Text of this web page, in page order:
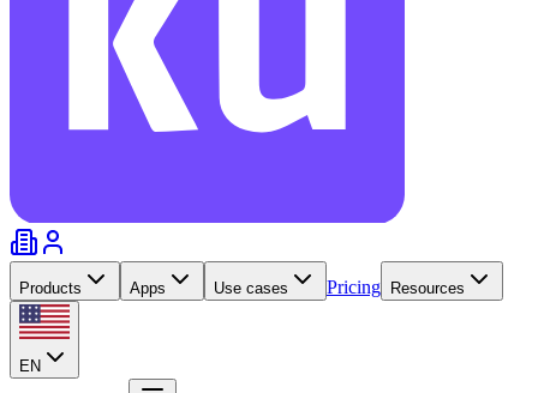
Products Apps Use cases Pricing Resources
EN